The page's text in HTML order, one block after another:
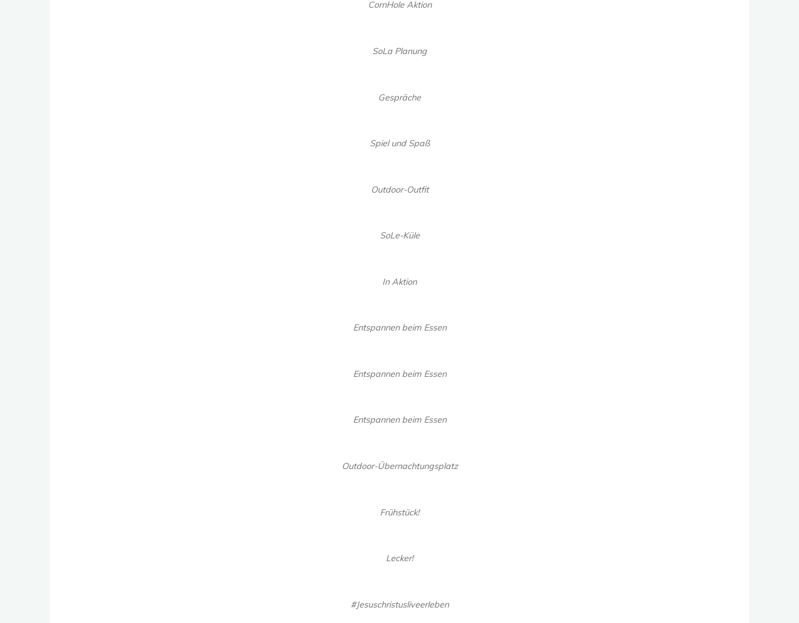
CornHole Aktion
SoLa Planung
Gespräche
Spiel und Spaß
Outdoor-Outfit
SoLe-Küle
In Aktion
Entspannen beim Essen
Entspannen beim Essen
Entspannen beim Essen
Outdoor-Übernachtungsplatz
Frühstück!
Lecker!
#Jesuschristusliveerleben